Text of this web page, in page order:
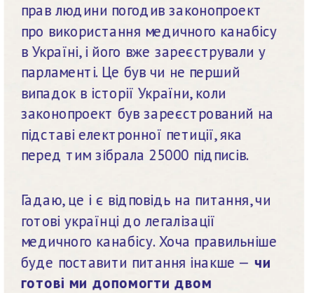
прав людини погодив законопроект
про використання медичного канабісу
в Україні, і його вже зареєстрували у
парламенті. Це був чи не перший
випадок в історії України, коли
законопроект був зареєстрований на
підставі електронної петиції, яка
перед тим зібрала 25000 підписів.
Гадаю, це і є відповідь на питання, чи
готові українці до легалізації
медичного канабісу. Хоча правильніше
буде поставити питання інакше — чи
готові ми допомогти двом